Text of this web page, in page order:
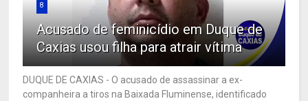
8
Acusado de feminicídio em Duque de
Caxias usou filha para atrair vítima
DUQUE DE CAXIAS - O acusado de assassinar a ex-
companheira a tiros na Baixada Fluminense, identificado